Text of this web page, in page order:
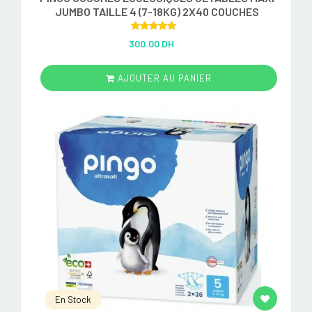
JUMBO TAILLE 4 (7-18KG) 2X40 COUCHES
out of 5
300.00 DH
AJOUTER AU PANIER
En Stock